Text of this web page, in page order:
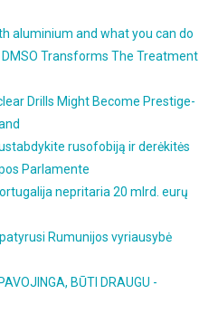
aluminium and what you can do
Transforms The Treatment
Drills Might Become Prestige-
rusofobiją ir derėkitės
Parlamente
nepritaria 20 mlrd. eurų
Rumunijos vyriausybė
BŪTI DRAUGU -